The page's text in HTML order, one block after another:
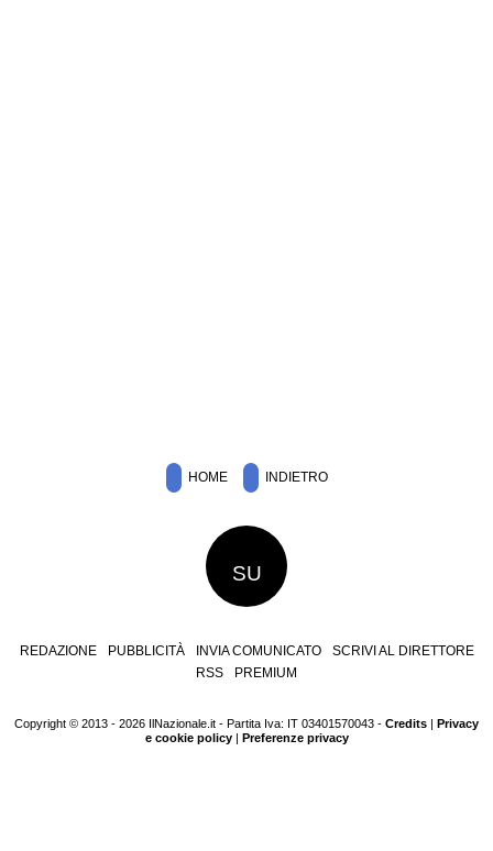
HOME INDIETRO
SU
REDAZIONE PUBBLICITÀ INVIA COMUNICATO
SCRIVI AL DIRETTORE
RSS
PREMIUM
Copyright © 2013 - 2026 IlNazionale.it - Partita Iva: IT 03401570043 - Credits | Privacy
e cookie policy| Preferenze privacy